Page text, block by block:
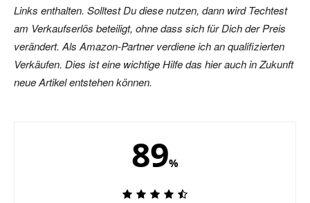
Links enthalten. Solltest Du diese nutzen, dann wird Techtest
am Verkaufserlös beteiligt, ohne dass sich für Dich der Preis
verändert. Als Amazon-Partner verdiene ich an qualifizierten
Verkäufen. Dies ist eine wichtige Hilfe das hier auch in Zukunft
neue Artikel entstehen können.
89%